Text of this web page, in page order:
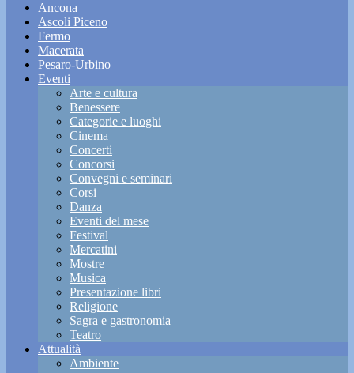
Ancona
Ascoli Piceno
Fermo
Macerata
Pesaro-Urbino
Eventi
Arte e cultura
Benessere
Categorie e luoghi
Cinema
Concerti
Concorsi
Convegni e seminari
Corsi
Danza
Eventi del mese
Festival
Mercatini
Mostre
Musica
Presentazione libri
Religione
Sagra e gastronomia
Teatro
Attualità
Ambiente